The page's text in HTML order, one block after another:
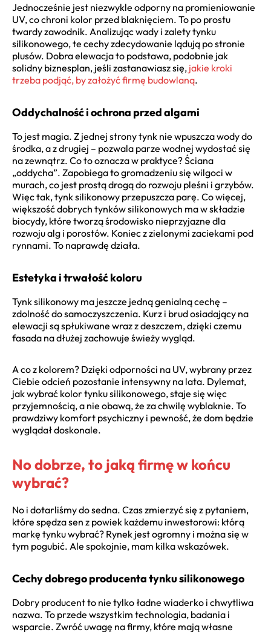
Jednocześnie jest niezwykle odporny na promieniowanie
UV, co chroni kolor przed blaknięciem. To po prostu
twardy zawodnik. Analizując wady i zalety tynku
silikonowego, te cechy zdecydowanie lądują po stronie
plusów. Dobra elewacja to podstawa, podobnie jak
solidny biznesplan, jeśli zastanawiasz się, jakie kroki
trzeba podjąć, by założyć firmę budowlaną.
Oddychalność i ochrona przed algami
To jest magia. Z jednej strony tynk nie wpuszcza wody do
środka, a z drugiej – pozwala parze wodnej wydostać się
na zewnątrz. Co to oznacza w praktyce? Ściana
„oddycha”. Zapobiega to gromadzeniu się wilgoci w
murach, co jest prostą drogą do rozwoju pleśni i grzybów.
Więc tak, tynk silikonowy przepuszcza parę. Co więcej,
większość dobrych tynków silikonowych ma w składzie
biocydy, które tworzą środowisko nieprzyjazne dla
rozwoju alg i porostów. Koniec z zielonymi zaciekami pod
rynnami. To naprawdę działa.
Estetyka i trwałość koloru
Tynk silikonowy ma jeszcze jedną genialną cechę –
zdolność do samoczyszczenia. Kurz i brud osiadający na
elewacji są spłukiwane wraz z deszczem, dzięki czemu
fasada na dłużej zachowuje świeży wygląd.
A co z kolorem? Dzięki odporności na UV, wybrany przez
Ciebie odcień pozostanie intensywny na lata. Dylemat,
jak wybrać kolor tynku silikonowego, staje się więc
przyjemnością, a nie obawą, że za chwilę wyblaknie. To
prawdziwy komfort psychiczny i pewność, że dom będzie
wyglądał doskonale.
No dobrze, to jaką firmę w końcu
wybrać?
No i dotarliśmy do sedna. Czas zmierzyć się z pytaniem,
które spędza sen z powiek każdemu inwestorowi: którą
markę tynku wybrać? Rynek jest ogromny i można się w
tym pogubić. Ale spokojnie, mam kilka wskazówek.
Cechy dobrego producenta tynku silikonowego
Dobry producent to nie tylko ładne wiaderko i chwytliwa
nazwa. To przede wszystkim technologia, badania i
wsparcie. Zwróć uwagę na firmy, które mają własne